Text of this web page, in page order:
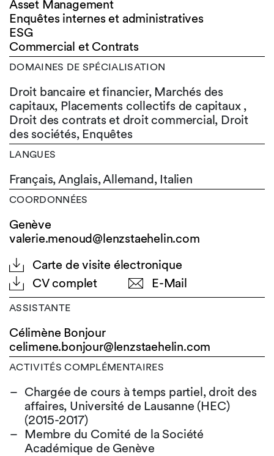
Asset Management
Enquêtes internes et administratives
ESG
Commercial et Contrats
DOMAINES DE SPÉCIALISATION
Droit bancaire et financier, Marchés des
capitaux, Placements collectifs de capitaux ,
Droit des contrats et droit commercial, Droit
des sociétés, Enquêtes
LANGUES
Français,Anglais,Allemand, Italien
COORDONNÉES
Genève
valerie.menoud@lenzstaehelin.com
Carte de visite électronique
CV complet
E-Mail
ASSISTANTE
Célimène Bonjour
celimene.bonjour@lenzstaehelin.com
ACTIVITÉS COMPLÉMENTAIRES
Chargée de cours à temps partiel, droit des
affaires, Université de Lausanne (HEC)
(2015-2017)
Membre du Comité de la Société
Académique de Genève